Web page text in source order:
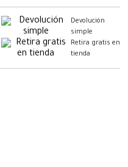
Devolución
simple
Retira gratis en
tienda